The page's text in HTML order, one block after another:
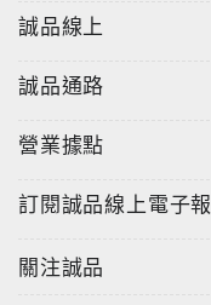
誠品線上
誠品通路
營業據點
訂閱誠品線上電子報
關注誠品